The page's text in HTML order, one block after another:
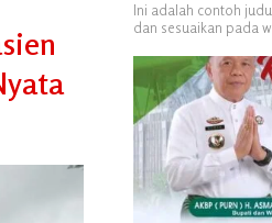
Ini adalah contoh
dan sesuaikan pada